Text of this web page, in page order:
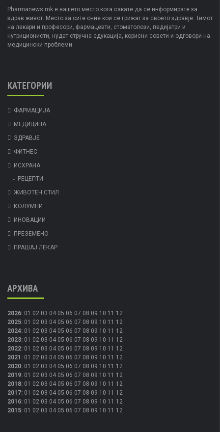
Pharmanews.mk е вашето место кога сакате да се информирате за
здрав живот. Место за сите оние кои се грижат за своето здравје. Тимот
на лекари и професори, фармацевти, стоматолози, педијатри и
нутриционисти, нудат стручна едукација, корисни совети и одговори на
медицински проблеми.
КАТЕГОРИИ
ФАРМАЦИЈА
МЕДИЦИНА
ЗДРАВЈЕ
ФИТНЕС
ИСХРАНА
РЕЦЕПТИ
ЖИВОТЕН СТИЛ
КОЛУМНИ
ИНОВАЦИИ
ПРЕЗЕМЕНО
ПРАШАЈ ЛЕКАР
АРХИВА
2026: 01 02 03 04 05 06 07 08 09 10 11 12
2025: 01 02 03 04 05 06 07 08 09 10 11 12
2024: 01 02 03 04 05 06 07 08 09 10 11 12
2023: 01 02 03 04 05 06 07 08 09 10 11 12
2022: 01 02 03 04 05 06 07 08 09 10 11 12
2021 : 01 02 03 04 05 06 07 08 09 10 11 12
2020: 01 02 03 04 05 06 07 08 09 10 11 12
2019: 01 02 03 04 05 06 07 08 09 10 11 12
2018: 01 02 03 04 05 06 07 08 09 10 11 12
2017: 01 02 03 04 05 06 07 08 09 10 11 12
2016: 01 02 03 04 05 06 07 08 09 10 11 12
2015: 01 02 03 04 05 06 07 08 09 10 11 12